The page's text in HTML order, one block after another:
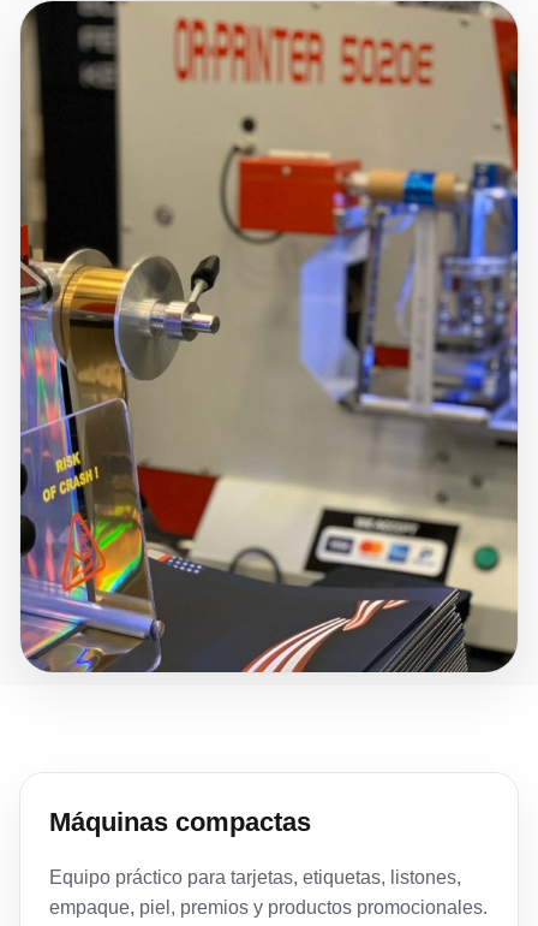
Máquinas compactas
Equipo práctico para tarjetas, etiquetas, listones,
empaque, piel, premios y productos promocionales.